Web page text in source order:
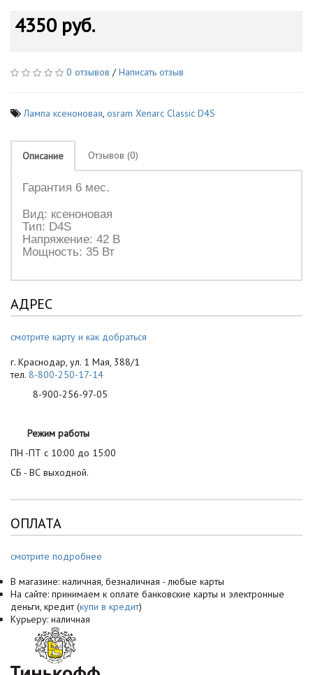
4350 руб.
0 отзывов /Написать отзыв
Лампа ксеноновая, osram Xenarc Classic D4S
Описание Отзывов (0)
Гарантия 6 мес.
Вид: ксеноновая
Тип: D4S
Напряжение: 42 В
Мощность: 35 Вт
АДРЕС
смотрите карту и как добраться
г. Краснодар, ул. 1 Мая, 388/1
тел. 8-800-250-17-14
8-900-256-97-05
Режим работы
ПН -ПТ с 10:00 до 15:00
СБ - ВС выходной.
ОПЛАТА
смотрите подробнее
В магазине: наличная, безналичная - любые карты
На сайте: принимаем к оплате банковские карты и электронные
деньги, кредит (купи в кредит)
Курьеру: наличная